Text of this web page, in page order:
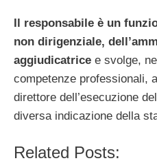
Il responsabile è un
non dirigenziale,
aggiudicatrice e svolge,
competenze professionali,
direttore dell’esecuzione
diversa indicazione della
Related Posts: